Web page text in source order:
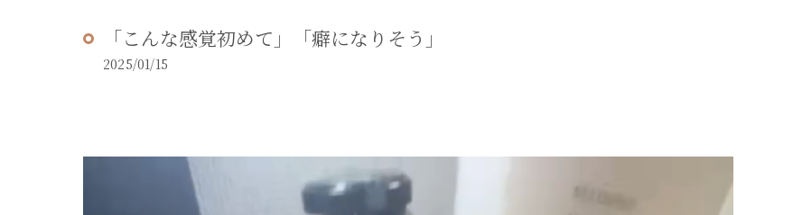
「こんな感覚初めて」「癖になりそう」
2025/01/15